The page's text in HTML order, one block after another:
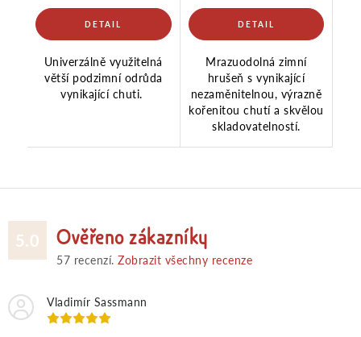
Univerzálně využitelná
větší podzimní odrůda
vynikající chuti.
Mrazuodolná zimní
hrušeň s vynikající
nezaměnitelnou, výrazně
kořenitou chutí a skvělou
skladovatelností.
5.0 Ověřeno zákazníky
57 recenzí. Zobrazit všechny recenze
Vladimír Sassmann